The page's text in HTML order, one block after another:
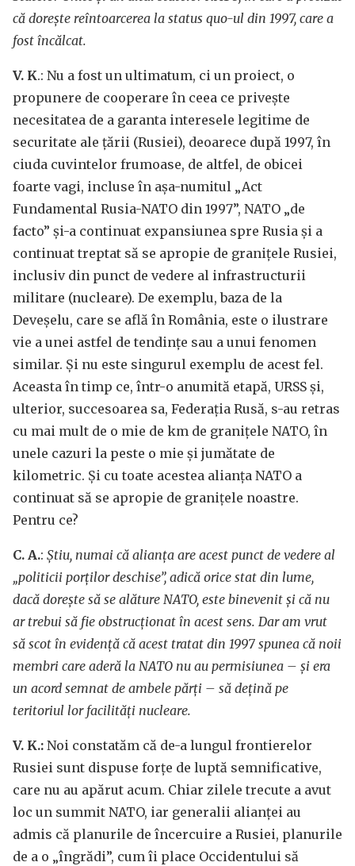
că dorește reîntoarcerea la status quo-ul din 1997, care a
fost încălcat.
V. K.: Nu a fost un ultimatum, ci un proiect, o
propunere de cooperare în ceea ce privește
necesitatea de a garanta interesele legitime de
securitate ale țării (Rusiei), deoarece după 1997, în
ciuda cuvintelor frumoase, de altfel, de obicei
foarte vagi, incluse în așa-numitul „Act
Fundamental Rusia-NATO din 1997”, NATO „de
facto” și-a continuat expansiunea spre Rusia și a
continuat treptat să se apropie de granițele Rusiei,
inclusiv din punct de vedere al infrastructurii
militare (nucleare). De exemplu, baza de la
Deveșelu, care se află în România, este o ilustrare
vie a unei astfel de tendințe sau a unui fenomen
similar. Și nu este singurul exemplu de acest fel.
Aceasta în timp ce, într-o anumită etapă, URSS și,
ulterior, succesoarea sa, Federația Rusă, s-au retras
cu mai mult de o mie de km de granițele NATO, în
unele cazuri la peste o mie și jumătate de
kilometric. Și cu toate acestea alianța NATO a
continuat să se apropie de granițele noastre.
Pentru ce?
C. A.: Știu, numai că alianța are acest punct de vedere al
„politicii porților deschise”, adică orice stat din lume,
dacă dorește să se alăture NATO, este binevenit și că nu
ar trebui să fie obstrucționat în acest sens. Dar am vrut
să scot în evidență că acest tratat din 1997 spunea că noii
membri care aderă la NATO nu au permisiunea – și era
un acord semnat de ambele părți – să dețină pe
teritoriul lor facilități nucleare.
V. K.: Noi constatăm că de-a lungul frontierelor
Rusiei sunt dispuse forțe de luptă semnificative,
care nu au apărut acum. Chiar zilele trecute a avut
loc un summit NATO, iar generalii alianței au
admis că planurile de încercuire a Rusiei, planurile
de a o „îngrădi”, cum îi place Occidentului să